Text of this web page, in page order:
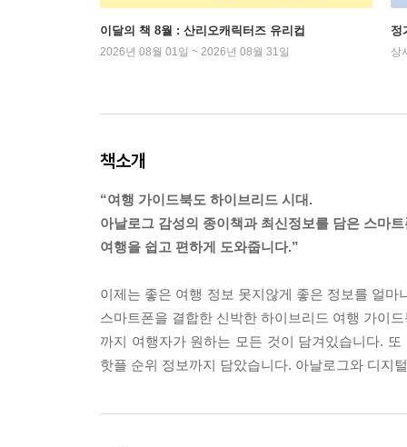
이달의 책 8월 : 산리오캐릭터즈 유리컵
2026년 08월 01일 ~ 2026년 08월 31일
정
상
책소개
“여행 가이드북도 하이브리드 시대.
아날로그 감성의 종이책과 최신정보를 담은 스마
여행을 쉽고 편하게 도와줍니다.”
이제는 좋은 여행 정보 못지않게 좋은 정보를 얼
스마트폰을 결합한 신박한 하이브리드 여행 가이
까지 여행자가 원하는 모든 것이 담겨있습니다.
핫플 순위 정보까지 담았습니다. 아날로그와 디지